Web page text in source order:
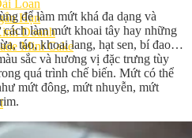
Loan
Hạn
Doanh
Mini Cake
để làm mứt khá đa dạng và
làm mứt khoai tây hay những
táo, khoai lang, hạt sen, bí đao…
sắc và hương vị đặc trưng tùy
quá trình chế biến. Mứt có thể
mứt đông, mứt nhuyễn, mứt